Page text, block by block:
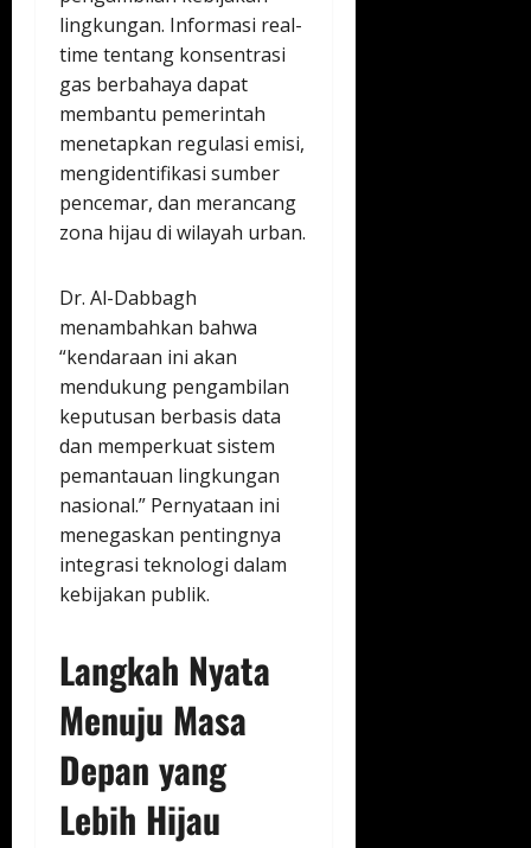
lingkungan. Informasi real-
time tentang konsentrasi
gas berbahaya dapat
membantu pemerintah
menetapkan regulasi emisi,
mengidentifikasi sumber
pencemar, dan merancang
zona hijau di wilayah urban.
Dr. Al-Dabbagh
menambahkan bahwa
“kendaraan ini akan
mendukung pengambilan
keputusan berbasis data
dan memperkuat sistem
pemantauan lingkungan
nasional.” Pernyataan ini
menegaskan pentingnya
integrasi teknologi dalam
kebijakan publik.
Langkah Nyata
Menuju Masa
Depan yang
Lebih Hijau